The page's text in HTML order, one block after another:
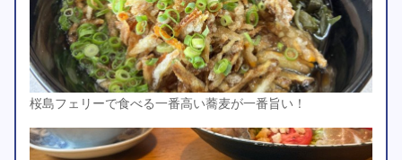
桜島フェリーで食べる一番高い蕎麦が一番旨い！